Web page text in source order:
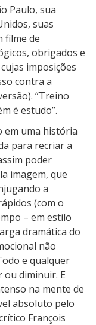
Paulo, sua
suas
filme de
obrigados e
imposições
contra a
“Treino
é estudo”.
em uma história
para recriar a
poder
imagem, que
a
(com o
– em estilo
dramática do
não
e qualquer
ou diminuir. E
na mente de
absoluto pelo
François